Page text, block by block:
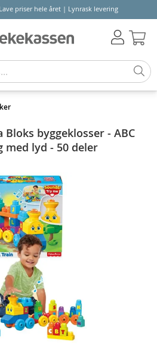
priser hele året | Lynrask levering
Bloks byggeklosser - ABC
med lyd - 50 deler